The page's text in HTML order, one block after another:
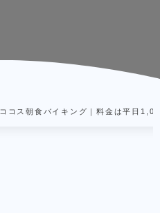
ココス朝食バイキング｜料金は平日